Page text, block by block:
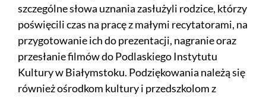
szczególne słowa uznania zasłużyli rodzice, którzy
poświęcili czas na pracę z małymi recytatorami, na
przygotowanie ich do prezentacji, nagranie oraz
przesłanie filmów do Podlaskiego Instytutu
Kultury w Białymstoku. Podziękowania należą się
również ośrodkom kultury i przedszkolom z